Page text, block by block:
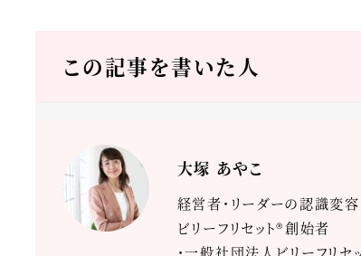
この記事を書いた人
大塚 あやこ
経営者・リーダーの認識変容
ビリーフリセット®創始者
・一般社団法人ビリーフリ